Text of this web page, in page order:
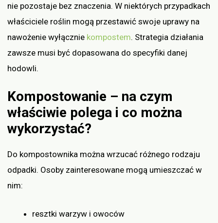
nie pozostaje bez znaczenia. W niektórych przypadkach
właściciele roślin mogą przestawić swoje uprawy na
nawożenie wyłącznie kompostem. Strategia działania
zawsze musi być dopasowana do specyfiki danej
hodowli.
Kompostowanie – na czym
właściwie polega i co można
wykorzystać?
Do kompostownika można wrzucać różnego rodzaju
odpadki. Osoby zainteresowane mogą umieszczać w
nim:
resztki warzyw i owoców